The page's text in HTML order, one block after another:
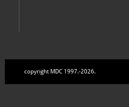
copyright MDC 1997.-2026.